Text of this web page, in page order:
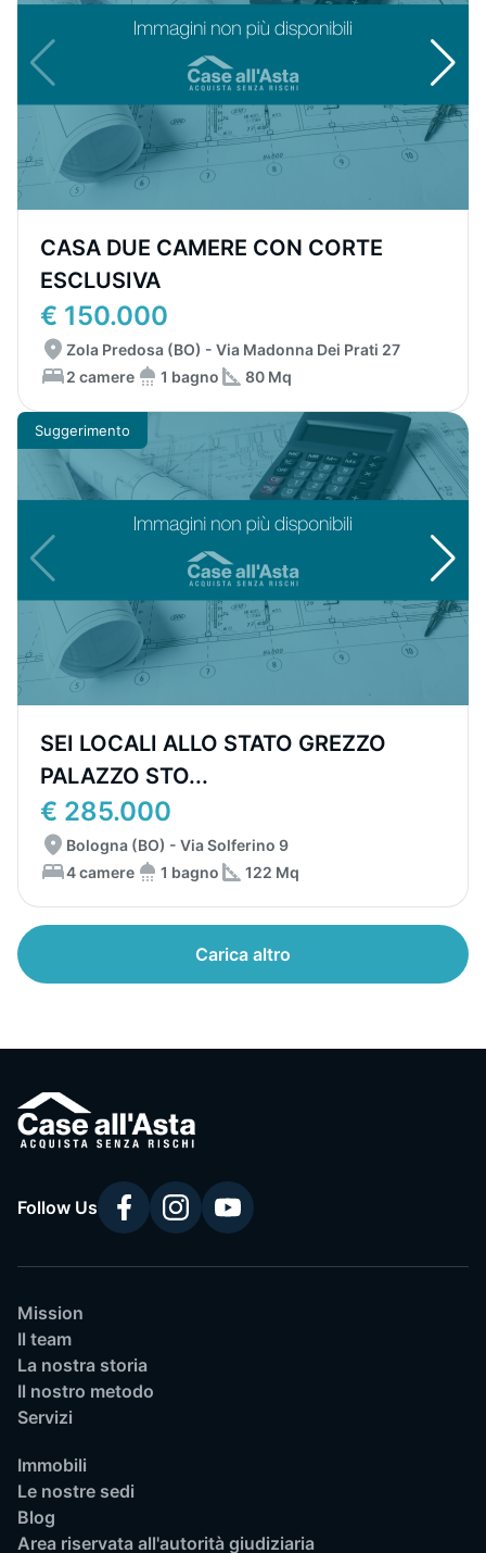
CASA DUE CAMERE CON CORTE
ESCLUSIVA
€ 150.000
Zola Predosa (BO) - Via Madonna Dei Prati 27
2 camere
1 bagno 80 Mq
Suggerimento
SEI LOCALI ALLO STATO GREZZO
PALAZZO STO...
€ 285.000
Bologna (BO) - Via Solferino 9
4 camere
1 bagno 122 Mq
Carica altro
Follow Us
Mission
Il team
La nostra storia
Il nostro metodo
Servizi
Immobili
Le nostre sedi
Blog
Area riservata all'autorità giudiziaria